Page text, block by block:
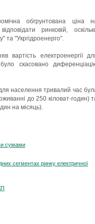
обгрунтована ціна
ринковій,
та "Укргідроенерго".
вартість електроенергії
скасовано
населення тривалий час
до 250 кіловат-годин)
на місяць).
сумами
сегментах ринку електричної